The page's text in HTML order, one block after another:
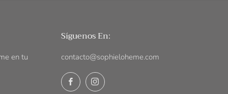
en tu
Síguenos En:
contacto@sophieloheme.com
FacebookInstagram